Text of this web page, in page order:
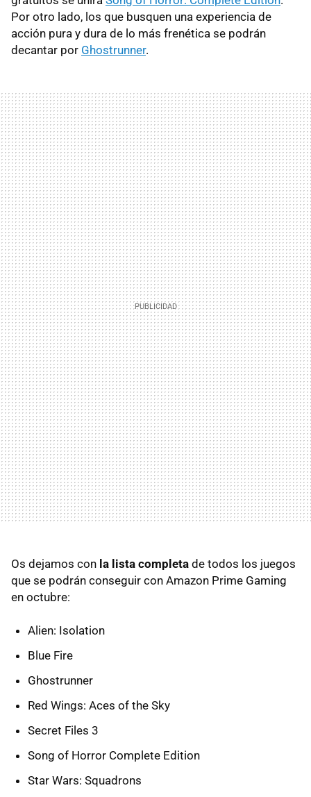
Por otro lado, los que busquen una experiencia de
acción pura y dura de lo más frenética se podrán
decantar por Ghostrunner.
Os dejamos con la lista completa de todos los juegos
que se podrán conseguir con Amazon Prime Gaming
en octubre:
Alien: Isolation
Blue Fire
Ghostrunner
Red Wings: Aces of the Sky
Secret Files 3
Song of Horror Complete Edition
Star Wars: Squadrons